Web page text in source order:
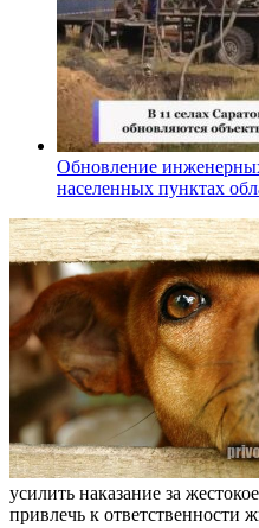
Обновление
населенных пунктах
усилить наказание за
привлечь к ответственности